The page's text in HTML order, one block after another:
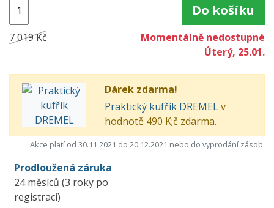
Do košíku
7 019 Kč
Momentálně nedostupné
Úterý, 25.01.
Dárek zdarma!
Praktický kufřík DREMELv
hodnotě 490 K;č zdarma.
Akce platí od 30.11.2021 do 20.12.2021 nebo do vyprodání zásob.
Prodloužená záruka
24 měsíců (3 roky po
registraci)